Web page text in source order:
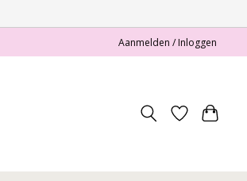
Aanmelden / Inloggen